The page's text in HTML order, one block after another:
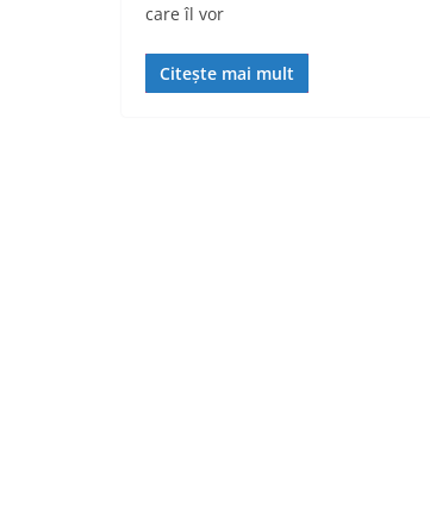
care îl vor
Citește mai mult